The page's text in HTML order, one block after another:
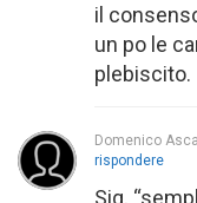
il
un po le
plebiscito.
Domenico
rispondere
Sig.